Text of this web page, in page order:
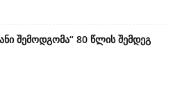
შემოდგომა“ 80 წლის შემდეგ